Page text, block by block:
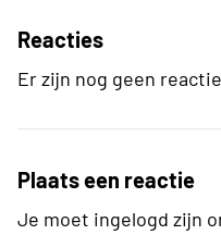
Reacties
Er zijn nog geen
Plaats een reactie
Je moet ingelogd zijn